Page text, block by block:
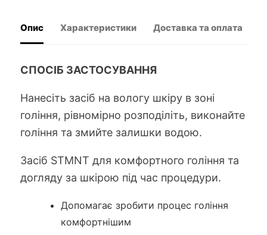
Опис Характеристики Доставка та оплата
СПОСІБ ЗАСТОСУВАННЯ
Нанесіть засіб на вологу шкіру в зоні
гоління, рівномірно розподіліть, виконайте
гоління та змийте залишки водою.
Засіб STMNT для комфортного гоління та
догляду за шкірою під час процедури.
Допомагає зробити процес гоління
комфортнішим